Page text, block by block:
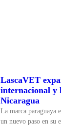
LascaVET
internacional y
Nicaragua
La marca paraguaya
un nuevo paso en su